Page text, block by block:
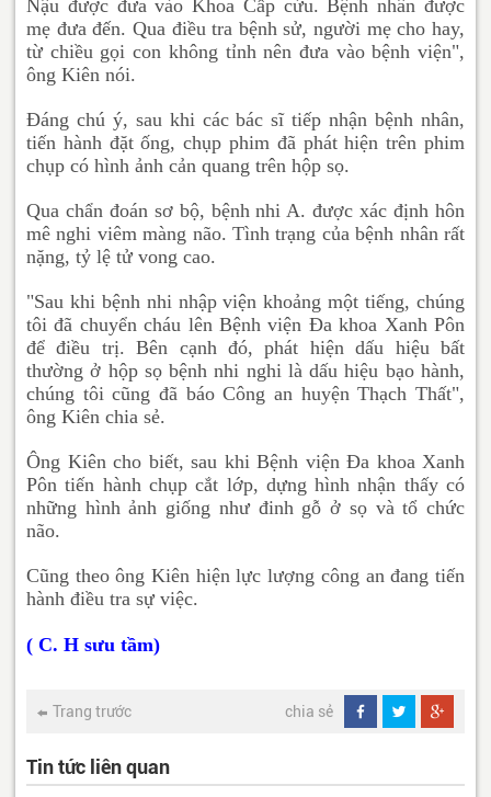
Nậu được đưa vào Khoa Cấp cứu. Bệnh nhân được
mẹ đưa đến. Qua điều tra bệnh sử, người mẹ cho hay,
từ chiều gọi con không tỉnh nên đưa vào bệnh viện",
ông Kiên nói.
Đáng chú ý, sau khi các bác sĩ tiếp nhận bệnh nhân,
tiến hành đặt ống, chụp phim đã phát hiện trên phim
chụp có hình ảnh cản quang trên hộp sọ.
Qua chẩn đoán sơ bộ, bệnh nhi A. được xác định hôn
mê nghi viêm màng não. Tình trạng của bệnh nhân rất
nặng, tỷ lệ tử vong cao.
"Sau khi bệnh nhi nhập viện khoảng một tiếng, chúng
tôi đã chuyển cháu lên Bệnh viện Đa khoa Xanh Pôn
để điều trị. Bên cạnh đó, phát hiện dấu hiệu bất
thường ở hộp sọ bệnh nhi nghi là dấu hiệu bạo hành,
chúng tôi cũng đã báo Công an huyện Thạch Thất",
ông Kiên chia sẻ.
Ông Kiên cho biết, sau khi Bệnh viện Đa khoa Xanh
Pôn tiến hành chụp cắt lớp, dựng hình nhận thấy có
những hình ảnh giống như đinh gỗ ở sọ và tổ chức
não.
Cũng theo ông Kiên hiện lực lượng công an đang tiến
hành điều tra sự việc.
( C. H sưu tầm)
Trang trước chia sẻ
Tin tức liên quan